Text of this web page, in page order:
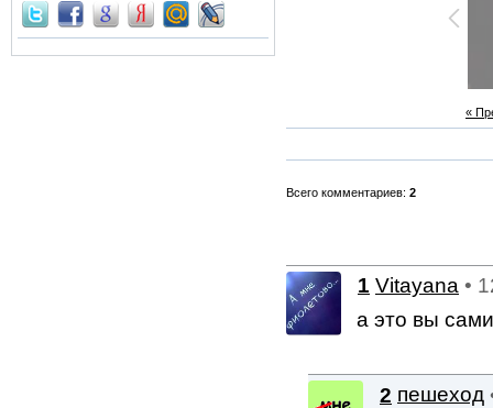
«
Всего комментариев: 2
1 Vitayana •
а это вы
2 пешеход